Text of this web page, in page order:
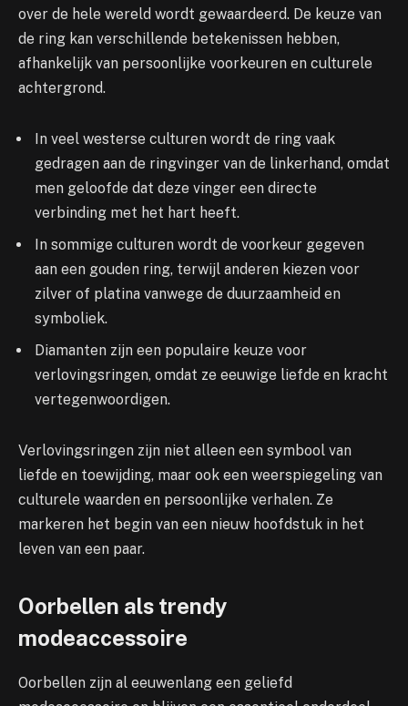
over de hele wereld wordt gewaardeerd. De keuze van
de ring kan verschillende betekenissen hebben,
afhankelijk van persoonlijke voorkeuren en culturele
achtergrond.
In veel westerse culturen wordt de ring vaak
gedragen aan de ringvinger van de linkerhand, omdat
men geloofde dat deze vinger een directe
verbinding met het hart heeft.
In sommige culturen wordt de voorkeur gegeven
aan een gouden ring, terwijl anderen kiezen voor
zilver of platina vanwege de duurzaamheid en
symboliek.
Diamanten zijn een populaire keuze voor
verlovingsringen, omdat ze eeuwige liefde en kracht
vertegenwoordigen.
Verlovingsringen zijn niet alleen een symbool van
liefde en toewijding, maar ook een weerspiegeling van
culturele waarden en persoonlijke verhalen. Ze
markeren het begin van een nieuw hoofdstuk in het
leven van een paar.
Oorbellen als trendy
modeaccessoire
Oorbellen zijn al eeuwenlang een geliefd